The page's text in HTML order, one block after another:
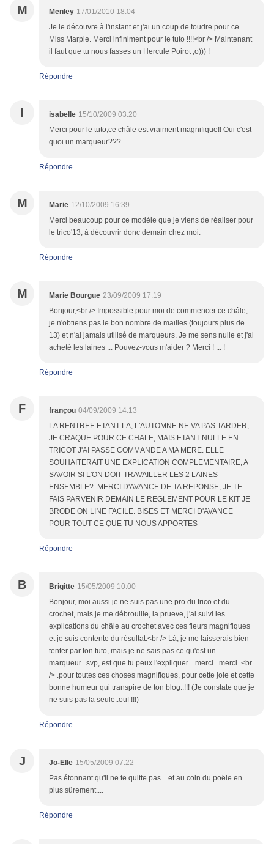
M Menley 17/01/2010 18:04
Je le découvre à l'instant et j'ai un coup de foudre pour ce
Miss Marple. Merci infiniment pour le tuto !!!!<br /> Maintenant
il faut que tu nous fasses un Hercule Poirot ;o))) !
Répondre
I isabelle 15/10/2009 03:20
Merci pour le tuto,ce châle est vraiment magnifique!! Oui c'est
quoi un marqueur???
Répondre
M Marie 12/10/2009 16:39
Merci beaucoup pour ce modèle que je viens de réaliser pour
le trico'13, à découvrir donc demain chez moi.
Répondre
M Marie Bourgue 23/09/2009 17:19
Bonjour,<br /> Impossible pour moi de commencer ce châle,
je n'obtiens pas le bon nombre de mailles (toujours plus de
13) et n'ai jamais utilisé de marqueurs. Je me sens nulle et j'ai
acheté les laines ... Pouvez-vous m'aider ? Merci ! ... !
Répondre
F françou 04/09/2009 14:13
LA RENTREE ETANT LA, L'AUTOMNE NE VA PAS TARDER,
JE CRAQUE POUR CE CHALE, MAIS ETANT NULLE EN
TRICOT J'AI PASSE COMMANDE A MA MERE. ELLE
SOUHAITERAIT UNE EXPLICATION COMPLEMENTAIRE, A
SAVOIR SI L'ON DOIT TRAVAILLER LES 2 LAINES
ENSEMBLE?. MERCI D'AVANCE DE TA REPONSE, JE TE
FAIS PARVENIR DEMAIN LE REGLEMENT POUR LE KIT JE
BRODE ON LINE FACILE. BISES ET MERCI D'AVANCE
POUR TOUT CE QUE TU NOUS APPORTES
Répondre
B Brigitte 15/05/2009 10:00
Bonjour, moi aussi je ne suis pas une pro du trico et du
crochet, mais je me débrouille, la prueve, j'ai suivi les
explications du châle au crochet avec ces fleurs magnifiques
et je suis contente du résultat.<br /> Là, je me laisserais bien
tenter par ton tuto, mais je ne sais pas ce qu'est un
marqueur...svp, est que tu peux l'expliquer....merci...merci..<br
/> .pour toutes ces choses magnifiques, pour cette joie et cette
bonne humeur qui transpire de ton blog..!!! (Je constate que je
ne suis pas la seule..ouf !!!)
Répondre
J Jo-Elle 15/05/2009 07:22
Pas étonnant qu'il ne te quitte pas... et au coin du poële en
plus sûrement....
Répondre